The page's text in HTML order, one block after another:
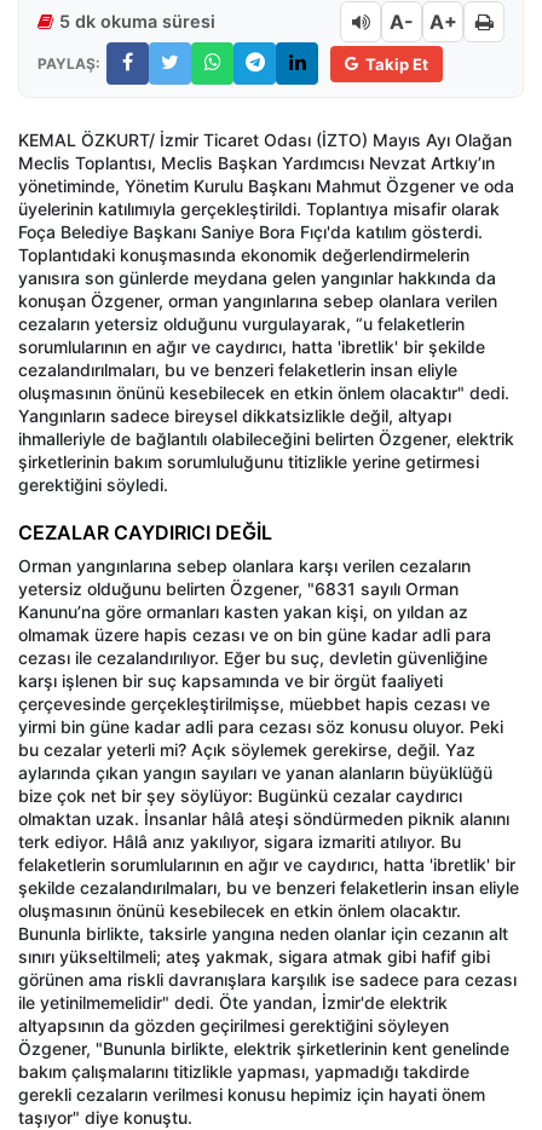
5 dk okuma süresi A- A+
PAYLAŞ: Takip Et
KEMAL ÖZKURT/ İzmir Ticaret Odası (İZTO) Mayıs Ayı Olağan
Meclis Toplantısı, Meclis Başkan Yardımcısı Nevzat Artkıy’ın
yönetiminde, Yönetim Kurulu Başkanı Mahmut Özgener ve oda
üyelerinin katılımıyla gerçekleştirildi. Toplantıya misafir olarak
Foça Belediye Başkanı Saniye Bora Fıçı'da katılım gösterdi.
Toplantıdaki konuşmasında ekonomik değerlendirmelerin
yanısıra son günlerde meydana gelen yangınlar hakkında da
konuşan Özgener, orman yangınlarına sebep olanlara verilen
cezaların yetersiz olduğunu vurgulayarak, “u felaketlerin
sorumlularının en ağır ve caydırıcı, hatta 'ibretlik' bir şekilde
cezalandırılmaları, bu ve benzeri felaketlerin insan eliyle
oluşmasının önünü kesebilecek en etkin önlem olacaktır" dedi.
Yangınların sadece bireysel dikkatsizlikle değil, altyapı
ihmalleriyle de bağlantılı olabileceğini belirten Özgener, elektrik
şirketlerinin bakım sorumluluğunu titizlikle yerine getirmesi
gerektiğini söyledi.
CEZALAR CAYDIRICI DEĞİL
Orman yangınlarına sebep olanlara karşı verilen cezaların
yetersiz olduğunu belirten Özgener, "6831 sayılı Orman
Kanunu’na göre ormanları kasten yakan kişi, on yıldan az
olmamak üzere hapis cezası ve on bin güne kadar adli para
cezası ile cezalandırılıyor. Eğer bu suç, devletin güvenliğine
karşı işlenen bir suç kapsamında ve bir örgüt faaliyeti
çerçevesinde gerçekleştirilmişse, müebbet hapis cezası ve
yirmi bin güne kadar adli para cezası söz konusu oluyor. Peki
bu cezalar yeterli mi? Açık söylemek gerekirse, değil. Yaz
aylarında çıkan yangın sayıları ve yanan alanların büyüklüğü
bize çok net bir şey söylüyor: Bugünkü cezalar caydırıcı
olmaktan uzak. İnsanlar hâlâ ateşi söndürmeden piknik alanını
terk ediyor. Hâlâ anız yakılıyor, sigara izmariti atılıyor. Bu
felaketlerin sorumlularının en ağır ve caydırıcı, hatta 'ibretlik' bir
şekilde cezalandırılmaları, bu ve benzeri felaketlerin insan eliyle
oluşmasının önünü kesebilecek en etkin önlem olacaktır.
Bununla birlikte, taksirle yangına neden olanlar için cezanın alt
sınırı yükseltilmeli; ateş yakmak, sigara atmak gibi hafif gibi
görünen ama riskli davranışlara karşılık ise sadece para cezası
ile yetinilmemelidir" dedi. Öte yandan, İzmir'de elektrik
altyapsının da gözden geçirilmesi gerektiğini söyleyen
Özgener, "Bununla birlikte, elektrik şirketlerinin kent genelinde
bakım çalışmalarını titizlikle yapması, yapmadığı takdirde
gerekli cezaların verilmesi konusu hepimiz için hayati önem
taşıyor" diye konuştu.